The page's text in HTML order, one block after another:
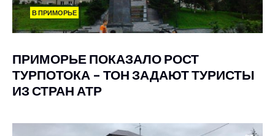
В ПРИМОРЬЕ
ПРИМОРЬЕ ПОКАЗАЛО РОСТ
ТУРПОТОКА – ТОН ЗАДАЮТ ТУРИСТЫ
ИЗ СТРАН АТР